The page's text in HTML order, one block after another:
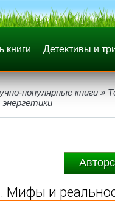
книги Детективы и
популярные книги »
Мифы и